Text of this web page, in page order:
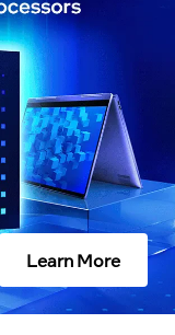
Learn More